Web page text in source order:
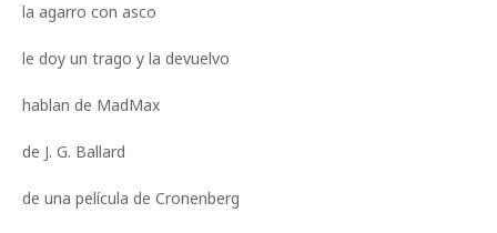
la agarro con asco
le doy un trago y la devuelvo
hablan de MadMax
de J. G. Ballard
de una película de Cronenberg